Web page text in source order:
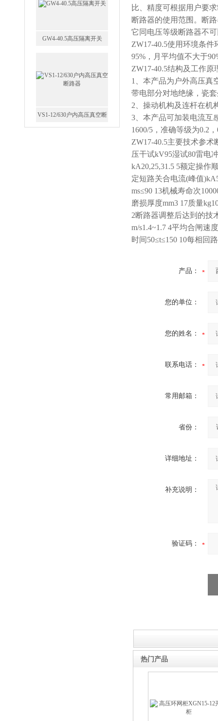
VS1-12/630户内高压真空断
GW5-35/630-31.5户外高压隔
比、精度可根据用户要
断路器的使用范围。
断
它同电压等级断路器不
ZW17-40.5使用环境条件
95% ，月平均值不大于
ZW17-40.5结构及工作原
1
、本产品为户外高压
带电部分对地绝缘，瓷
2 、操动机构及连杆在
3 、本产品可加装电流
1600/5 ，准确等级为0.2 ，
ZW17-40.5主要技术参术
压干试kV95湿试80雷电
kA20,25,31.5 5额定操作
定短路关合电流(峰值
ms≤90 13机械寿命次
磨损厚度mm3 17质量
2断路器调整后达到的技
m/s1.4~1.7 4平均合闸速度
时间50≤t≤150 10每相回
产品：
您的单位：
您的姓名：
联系电话：
常用邮箱：
省份：
详细地址：
补充说明：
验证码：
热门产品